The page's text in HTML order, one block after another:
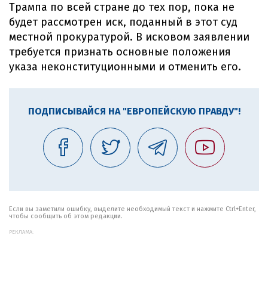
Трампа по всей стране до тех пор, пока не
будет рассмотрен иск, поданный в этот суд
местной прокуратурой. В исковом заявлении
требуется признать основные положения
указа неконституционными и отменить его.
ПОДПИСЫВАЙСЯ НА "ЕВРОПЕЙСКУЮ ПРАВДУ"!
Если вы заметили ошибку, выделите необходимый текст и нажмите Ctrl+Enter,
чтобы сообщить об этом редакции.
РЕКЛАМА: